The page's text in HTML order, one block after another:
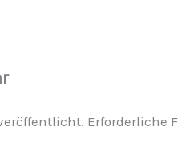
Erforderliche